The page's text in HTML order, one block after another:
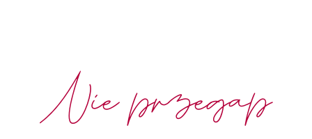
Nie przegap